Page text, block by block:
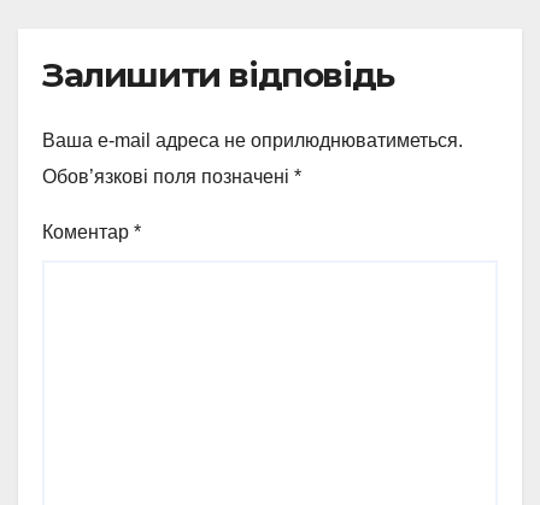
Залишити відповідь
Ваша e-mail адреса не оприлюднюватиметься.
Обов’язкові поля позначені *
Коментар *